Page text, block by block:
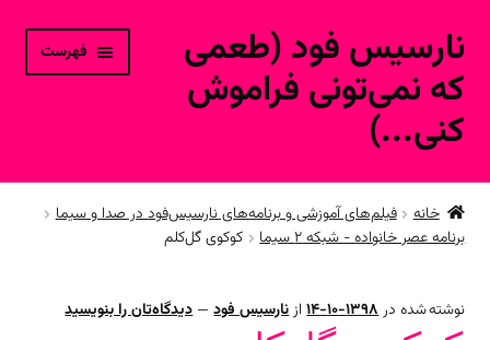
پرش
ناوبری
پرش
محتوا
نارسیس فود (طعمی
که نمی‌تونی فراموش
کنی...)
فهرست
خانه
ورود به حساب کاربری
محصولات فروشگاه آنلاین
خانه
فیلم‌های آموزشی و برنامه‌های نارسیس‌فود در صدا و سیما
برنامه عصر خانواده - شبکه ۲ سیما
کوکوی گل‌کلم
نوشته شده در1398-10-14 ازنارسیس فود —دیدگاه‌تان را بنویسید